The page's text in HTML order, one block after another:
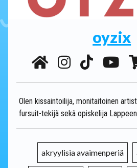
oyzix
Olen kissaintoilija, monitaitoinen
fursuit-tekijä sekä opiskelija
akryylisia avaimenperiä